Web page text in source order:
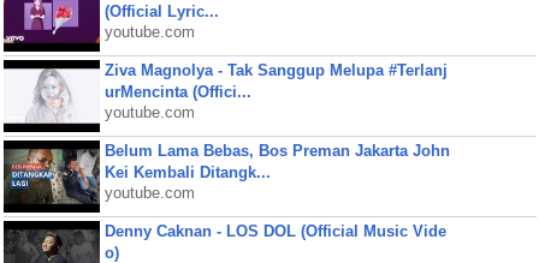
(Official Lyric...
youtube.com
Ziva Magnolya - Tak Sanggup Melupa #Terlanj
urMencinta (Offici...
youtube.com
Belum Lama Bebas, Bos Preman Jakarta John
Kei Kembali Ditangk...
youtube.com
Denny Caknan - LOS DOL (Official Music Vide
o)